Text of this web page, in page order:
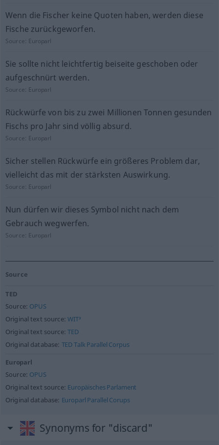
Wenn die Fischer keine Quoten haben, werden diese
Fische zurückgeworfen.
Source: Europarl
Sie sollte nicht leichtfertig beiseite geschoben oder
aufgeschnürt werden.
Source: Europarl
Rückwürfe von bis zu zwei Millionen Tonnen gesunden
Fischs pro Jahr sind völlig absurd.
Source: Europarl
Sicher stellen Rückwürfe ein größeres Problem dar,
vielleicht das mit der stärksten Auswirkung.
Source: Europarl
Nun dürfen wir dieses Symbol nicht nach dem
Gebrauch wegwerfen.
Source: Europarl
Source
TED
Source: OPUS
Original text source:WIT³
Original text source:TED
Original database: TED Talk Parallel Corpus
Europarl
Source: OPUS
Original text source: Europäisches Parlament
Original database: Europarl Parallel Corups
Synonyms for "discard"